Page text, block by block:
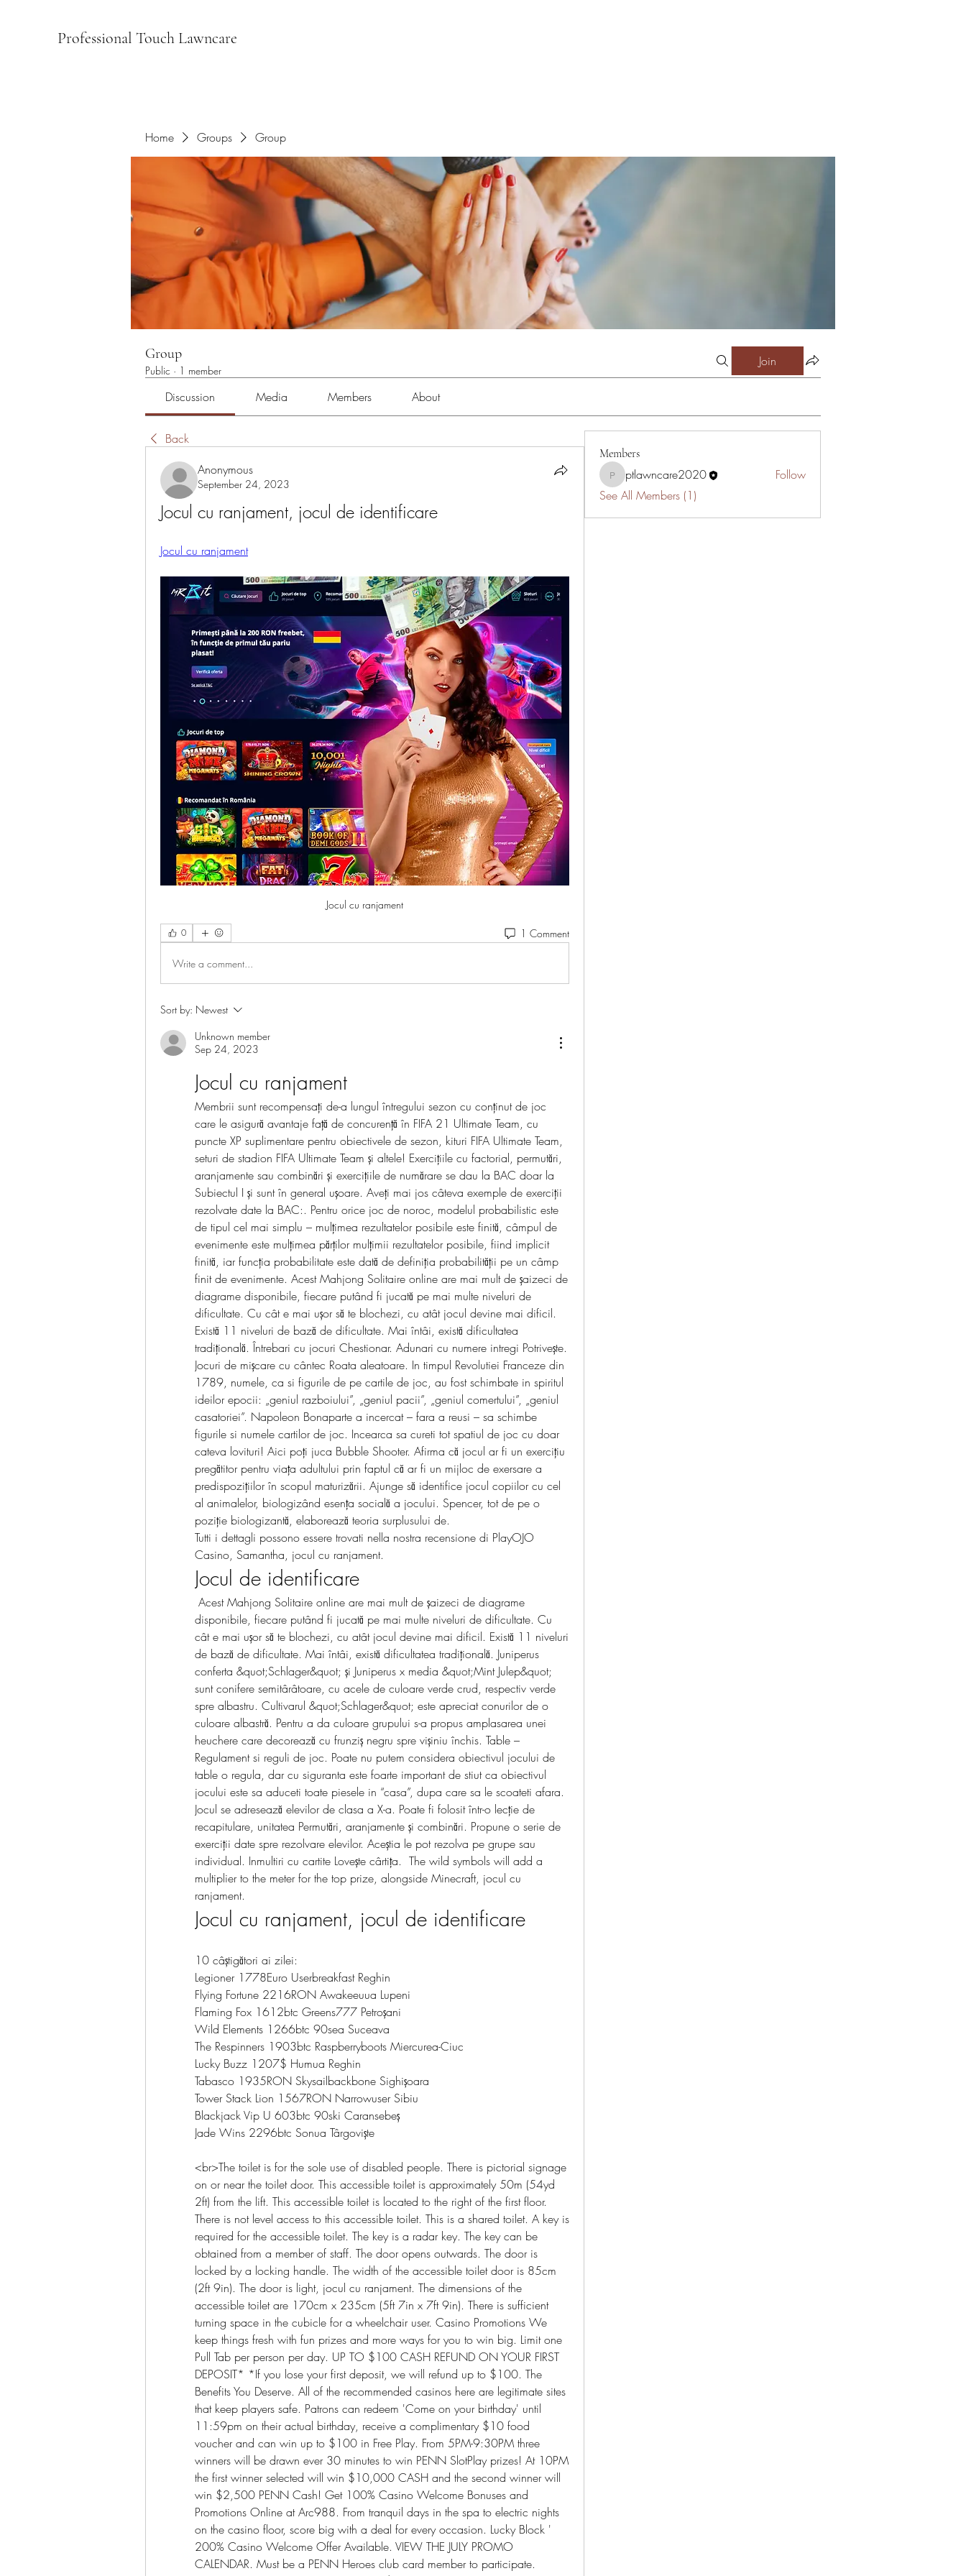
Professional Touch Lawncare
Home Groups Group
Group
Public · 1 member
Join
Discussion Media Members About
Back
Anonymous
September 24, 2023
Jocul cu ranjament, jocul de identificare
Jocul cu ranjament
Jocul cu ranjament
0 1 Comment
Write a comment...
Sort by: Newest
Unknown member
Sep 24, 2023
Jocul cu ranjament
Membrii sunt recompensați de-a lungul întregului sezon cu conținut de joc
care le asigură avantaje față de concurență în FIFA 21 Ultimate Team, cu
puncte XP suplimentare pentru obiectivele de sezon, kituri FIFA Ultimate Team,
seturi de stadion FIFA Ultimate Team și altele! Exercițiile cu factorial, permutări,
aranjamente sau combinări și exercițiile de numărare se dau la BAC doar la
Subiectul I și sunt în general ușoare. Aveți mai jos câteva exemple de exerciții
rezolvate date la BAC:. Pentru orice joc de noroc, modelul probabilistic este
de tipul cel mai simplu – mulțimea rezultatelor posibile este finită, câmpul de
evenimente este mulțimea părților mulțimii rezultatelor posibile, fiind implicit
finită, iar funcția probabilitate este dată de definiția probabilității pe un câmp
finit de evenimente. Acest Mahjong Solitaire online are mai mult de șaizeci de
diagrame disponibile, fiecare putând fi jucată pe mai multe niveluri de
dificultate. Cu cât e mai ușor să te blochezi, cu atât jocul devine mai dificil.
Există 11 niveluri de bază de dificultate. Mai întâi, există dificultatea
tradițională. Întrebari cu jocuri Chestionar. Adunari cu numere intregi Potrivește.
Jocuri de mișcare cu cântec Roata aleatoare. In timpul Revolutiei Franceze din
1789, numele, ca si figurile de pe cartile de joc, au fost schimbate in spiritul
ideilor epocii: „geniul razboiului”, „geniul pacii”, „geniul comertului”, „geniul
casatoriei”. Napoleon Bonaparte a incercat – fara a reusi – sa schimbe
figurile si numele cartilor de joc. Incearca sa cureti tot spatiul de joc cu doar
cateva lovituri! Aici poţi juca Bubble Shooter. Afirma că jocul ar fi un exerciţiu
pregătitor pentru viaţa adultului prin faptul că ar fi un mijloc de exersare a
predispoziţiilor în scopul maturizării. Ajunge să identifice jocul copiilor cu cel
al animalelor, biologizând esenţa socială a jocului. Spencer, tot de pe o
poziţie biologizantă, elaborează teoria surplusului de.
Tutti i dettagli possono essere trovati nella nostra recensione di PlayOJO
Casino, Samantha, jocul cu ranjament.
Jocul de identificare
disponibile, fiecare putând fi jucată pe mai multe niveluri de dificultate. Cu
cât e mai ușor să te blochezi, cu atât jocul devine mai dificil. Există 11 niveluri
de bază de dificultate. Mai întâi, există dificultatea tradițională. Juniperus
conferta &quot;Schlager&quot; și Juniperus x media &quot;Mint Julep&quot;
sunt conifere semitârâtoare, cu acele de culoare verde crud, respectiv verde
spre albastru. Cultivarul &quot;Schlager&quot; este apreciat conurilor de o
culoare albastră. Pentru a da culoare grupului s-a propus amplasarea unei
heuchere care decorează cu frunziș negru spre vișiniu închis. Table –
Regulament si reguli de joc. Poate nu putem considera obiectivul jocului de
table o regula, dar cu siguranta este foarte important de stiut ca obiectivul
jocului este sa aduceti toate piesele in “casa”, dupa care sa le scoateti afara.
Jocul se adresează elevilor de clasa a X-a. Poate fi folosit într-o lecție de
recapitulare, unitatea Permutări, aranjamente și combinări. Propune o serie de
exerciții date spre rezolvare elevilor. Aceștia le pot rezolva pe grupe sau
individual. Inmultiri cu cartite Lovește cârtița.  The wild symbols will add a
multiplier to the meter for the top prize, alongside Minecraft, jocul cu
ranjament.
Jocul cu ranjament, jocul de identificare
10 câștigători ai zilei:
Legioner 1778Euro Userbreakfast Reghin
Flying Fortune 2216RON Awakeeuua Lupeni
Flaming Fox 1612btc Greens777 Petroșani
Wild Elements 1266btc 90sea Suceava
The Respinners 1903btc Raspberryboots Miercurea-Ciuc
Lucky Buzz 1207$ Humua Reghin
Tabasco 1935RON Skysailbackbone Sighișoara
Tower Stack Lion 1567RON Narrowuser Sibiu
Blackjack Vip U 603btc 90ski Caransebeș
Jade Wins 2296btc Sonua Târgoviște
<br>The toilet is for the sole use of disabled people. There is pictorial signage
on or near the toilet door. This accessible toilet is approximately 50m (54yd
2ft) from the lift. This accessible toilet is located to the right of the first floor.
There is not level access to this accessible toilet. This is a shared toilet. A key is
required for the accessible toilet. The key is a radar key. The key can be
obtained from a member of staff. The door opens outwards. The door is
locked by a locking handle. The width of the accessible toilet door is 85cm
(2ft 9in). The door is light, jocul cu ranjament. The dimensions of the
accessible toilet are 170cm x 235cm (5ft 7in x 7ft 9in). There is sufficient
turning space in the cubicle for a wheelchair user. Casino Promotions We
keep things fresh with fun prizes and more ways for you to win big. Limit one
Pull Tab per person per day. UP TO $100 CASH REFUND ON YOUR FIRST
DEPOSIT* *If you lose your first deposit, we will refund up to $100. The
Benefits You Deserve. All of the recommended casinos here are legitimate sites
that keep players safe. Patrons can redeem 'Come on your birthday' until
11:59pm on their actual birthday, receive a complimentary $10 food
voucher and can win up to $100 in Free Play. From 5PM-9:30PM three
winners will be drawn ever 30 minutes to win PENN SlotPlay prizes! At 10PM
the first winner selected will win $10,000 CASH and the second winner will
win $2,500 PENN Cash! Get 100% Casino Welcome Bonuses and
Promotions Online at Arc988. From tranquil days in the spa to electric nights
on the casino floor, score big with a deal for every occasion. Lucky Block '
200% Casino Welcome Offer Available. VIEW THE JULY PROMO
CALENDAR. Must be a PENN Heroes club card member to participate.
Members
ptlawncare2020
ptlawncare2020
Follow
See All Members (1)